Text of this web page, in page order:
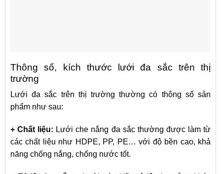
Thông số, kích thước lưới đa sắc trên thị
trường
Lưới đa sắc trên thị trường thường có thông số sản
phẩm như sau:
+ Chất liệu: Lưới che nắng đa sắc thường được làm từ
các chất liệu như HDPE, PP, PE… với độ bền cao, khả
năng chống nắng, chống nước tốt.